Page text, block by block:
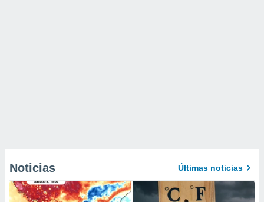
Noticias Últimas noticias